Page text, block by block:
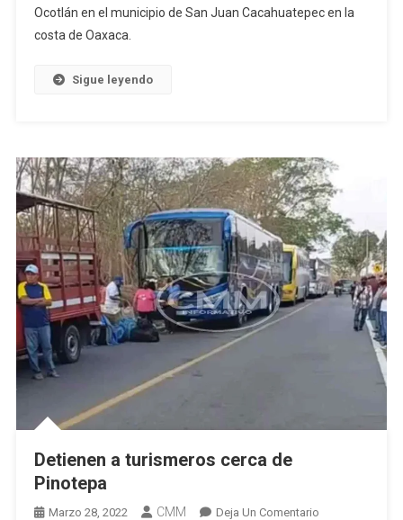
Masculino
Ocotlán en el municipio de San Juan Cacahuatepec en la
costa de Oaxaca.
Sigue leyendo
Detienen a turismeros cerca de
Pinotepa
Marzo 28, 2022 CMM Deja Un ComentarioEn